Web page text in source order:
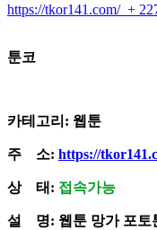
https://tkor141.com/ +
​툰코
카테고리: 웹툰
주 소: https://
상 태: 접속가능
설 명: 웹툰 망가 포토